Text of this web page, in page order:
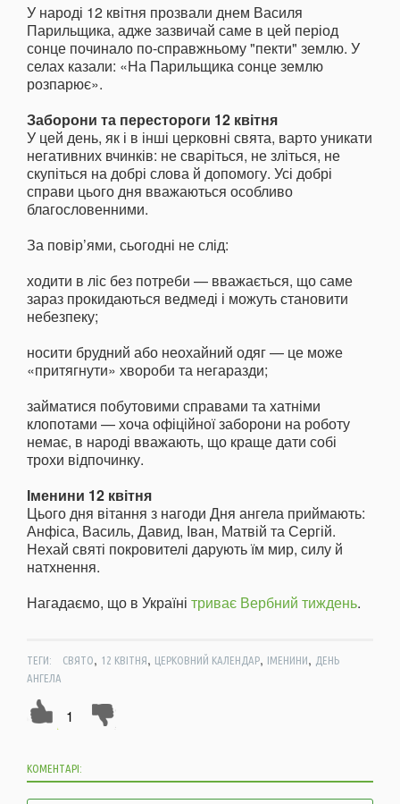
У народі 12 квітня прозвали днем Василя
Парильщика, адже зазвичай саме в цей період
сонце починало по-справжньому "пекти" землю. У
селах казали: «На Парильщика сонце землю
розпарює».
Заборони та перестороги 12 квітня
У цей день, як і в інші церковні свята, варто уникати
негативних вчинків: не сваріться, не зліться, не
скупіться на добрі слова й допомогу. Усі добрі
справи цього дня вважаються особливо
благословенними.
За повір’ями, сьогодні не слід:
ходити в ліс без потреби — вважається, що саме
зараз прокидаються ведмеді і можуть становити
небезпеку;
носити брудний або неохайний одяг — це може
«притягнути» хвороби та негаразди;
займатися побутовими справами та хатніми
клопотами — хоча офіційної заборони на роботу
немає, в народі вважають, що краще дати собі
трохи відпочинку.
Іменини 12 квітня
Цього дня вітання з нагоди Дня ангела приймають:
Анфіса, Василь, Давид, Іван, Матвій та Сергій.
Нехай святі покровителі дарують їм мир, силу й
натхнення.
Нагадаємо, що в Україні триває Вербний тиждень.
ТЕГИ: СВЯТО, 12 КВІТНЯ, ЦЕРКОВНИЙ КАЛЕНДАР, ІМЕНИНИ, ДЕНЬ
АНГЕЛА
1
КОМЕНТАРІ: